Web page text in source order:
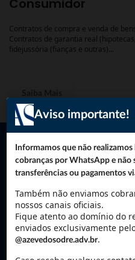
Consumidor
Contratos de compra e venda de
Contratos de garantia real
fidejussória (fianças e outras)...
Direito Empresarial
Análise preliminar de contratos e
Auditoria legal (due diligence) em
comerciais, propriedade industrial e
Saiba Mais
Aviso importante!
Informamos que não
cobranças por WhatsApp e não
transferências ou pagamentos
Também não enviamos
nossos canais oficiais.
Fique atento ao domínio do
enviados exclusivamente
@azevedosodre.adv.br.